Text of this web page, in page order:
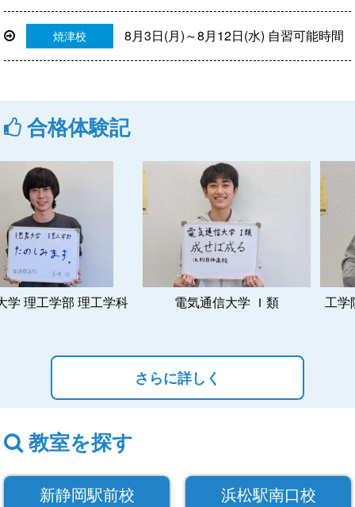
焼津校 8月3日(月)～8月12日(水) 自習可能時間
合格体験記
学部 理工学科 電気通信大学 Ｉ類 工学院大
さらに詳しく
教室を探す
新静岡駅前校 浜松駅南口校